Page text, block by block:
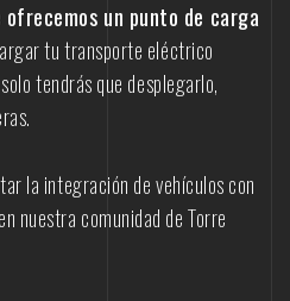
un punto de carga
tu transporte eléctrico
tendrás que desplegarlo,
la integración de vehículos con
nuestra comunidad de Torre